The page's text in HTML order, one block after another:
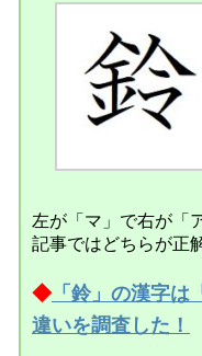
左が「マ」で右が「
記事ではどちらが正
◆「鈴」の漢字は
違いを調査した！